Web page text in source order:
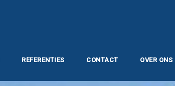
REFERENTIES CONTACT OVER ONS